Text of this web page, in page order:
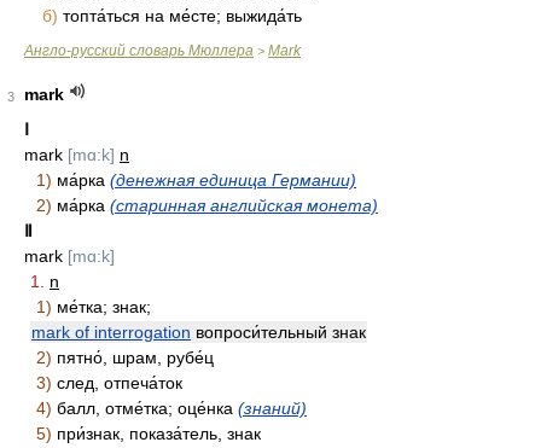
б) топта́ться на ме́сте; выжида́ть
Англо-русский словарь Мюллера > Mark
3
mark
Ⅰ
mark [mɑ:k] n
1) ма́рка (денежная единица Германии)
2) ма́рка (старинная английская монета)
Ⅱ
mark [mɑ:k]
1.
n
1) ме́тка; знак;
mark of interrogation вопроси́тельный знак
2) пятно́, шрам, рубе́ц
3) след, отпеча́ток
4) балл, отме́тка; оце́нка (знаний)
5) при́знак, показа́тель, знак